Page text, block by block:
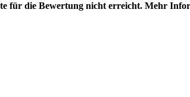
für die Bewertung nicht erreicht. Mehr